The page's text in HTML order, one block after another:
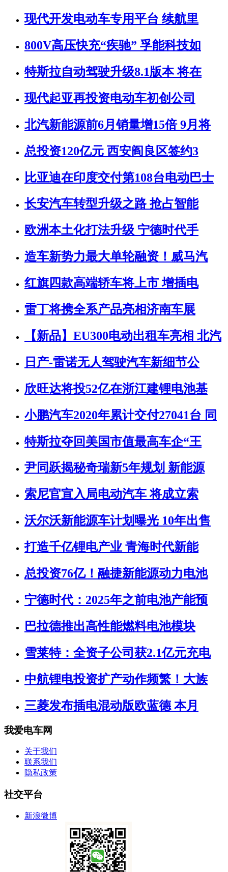
现代开发电动车专用平台 续航里
800V高压快充“疾驰” 孚能科技如
特斯拉自动驾驶升级8.1版本 将在
现代起亚再投资电动车初创公司
北汽新能源前6月销量增15倍 9月将
总投资120亿元 西安阎良区签约3
比亚迪在印度交付第108台电动巴士
长安汽车转型升级之路 抢占智能
欧洲本土化打法升级 宁德时代手
造车新势力最大单轮融资！威马汽
红旗四款高端轿车将上市 增插电
雷丁将携全系产品亮相济南车展
【新品】EU300电动出租车亮相 北汽
日产-雷诺无人驾驶汽车新细节公
欣旺达将投52亿在浙江建锂电池基
小鹏汽车2020年累计交付27041台 同
特斯拉夺回美国市值最高车企“王
尹同跃揭秘奇瑞新5年规划 新能源
索尼官宣入局电动汽车 将成立索
沃尔沃新能源车计划曝光 10年出售
打造千亿锂电产业 青海时代新能
总投资76亿！融捷新能源动力电池
宁德时代：2025年之前电池产能预
巴拉德推出高性能燃料电池模块
雪莱特：全资子公司获2.1亿元充电
中航锂电投资扩产动作频繁！大族
三菱发布插电混动版欧蓝德 本月
我爱电车网
关于我们
联系我们
隐私政策
社交平台
新浪微博